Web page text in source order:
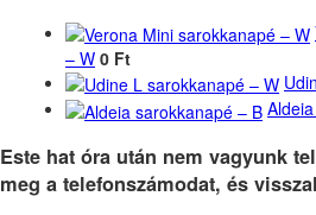
– W 0 Ft
Este hat óra után nem vagyunk
meg a telefonszámodat, és